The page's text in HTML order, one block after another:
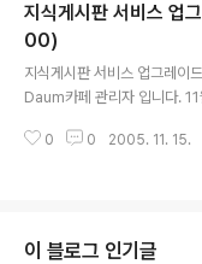
지식게시판 서비스
00)
지식게시판 서비스 업그레
Daum카페 관리자 입니다.
이용이 제한됩니다. 회원 여러
0 0 2005. 11. 15.
이 블로그 인기글